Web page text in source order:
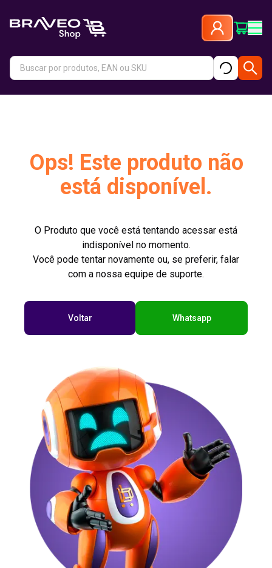
Ops! Este produto não
está disponível.
O Produto que você está tentando acessar está
indisponível no momento.
Você pode tentar novamente ou, se preferir, falar
com a nossa equipe de suporte.
Voltar Whatsapp